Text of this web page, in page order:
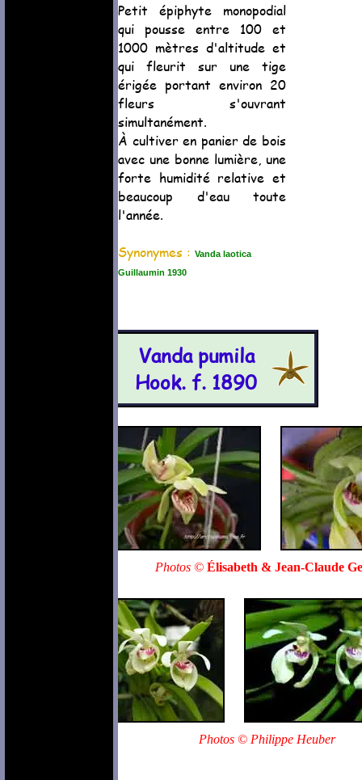
Petit épiphyte monopodial
qui pousse entre 100 et
1000 mètres d'altitude et
qui fleurit sur une tige
érigée portant environ 20
fleurs s'ouvrant
simultanément.
À cultiver en panier de bois
avec une bonne lumière, une
forte humidité relative et
beaucoup d'eau toute
l'année.
Synonymes : Vanda laotica
Guillaumin 1930
Vanda pumila
Hook. f. 1890
Photos © Élisabeth & Jean-Claude
Photos © Philippe Heuber